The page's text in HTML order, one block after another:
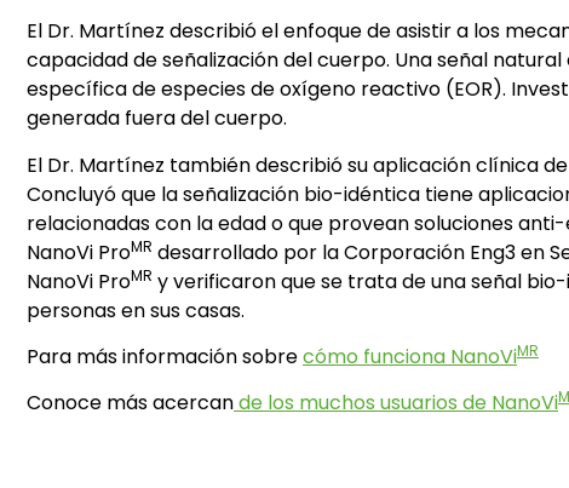
El Dr. Martínez describió el enfoque de asistir a los
capacidad de señalización del cuerpo. Una señal
específica de especies de oxígeno reactivo (EOR).
generada fuera del cuerpo.
El Dr. Martínez también describió su aplicación clínica
Concluyó que la señalización bio-idéntica tiene
relacionadas con la edad o que provean soluciones
NanoVi ProMR desarrollado por la Corporación Eng3 en
NanoVi ProMR y verificaron que se trata de una señal
personas en sus casas.
Para más información sobrecómo funciona NanoViMR
Conoce más acercande los muchos usuarios de NanoVi